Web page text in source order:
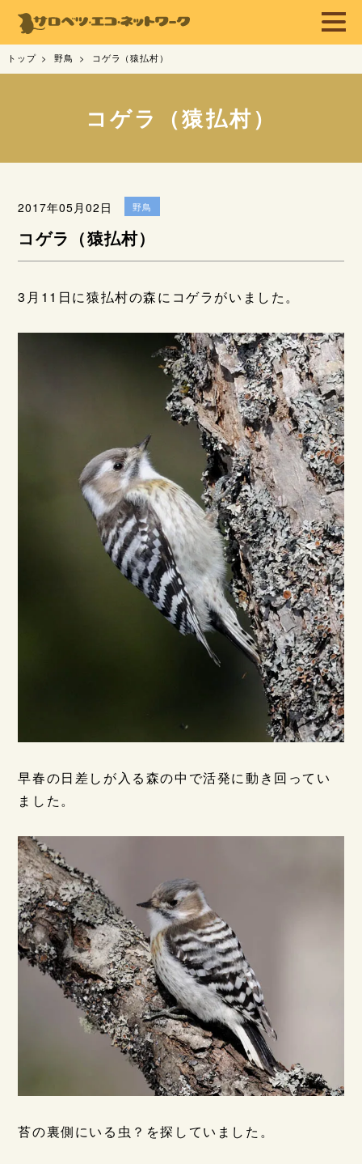
トップ 野鳥 コゲラ（猿払村）
コゲラ（猿払村）
2017年05月02日 野鳥
コゲラ（猿払村）
3月11日に猿払村の森にコゲラがいました。
早春の日差しが入る森の中で活発に動き回ってい
ました。
苔の裏側にいる虫？を探していました。